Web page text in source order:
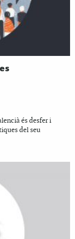
és desfer i
del seu